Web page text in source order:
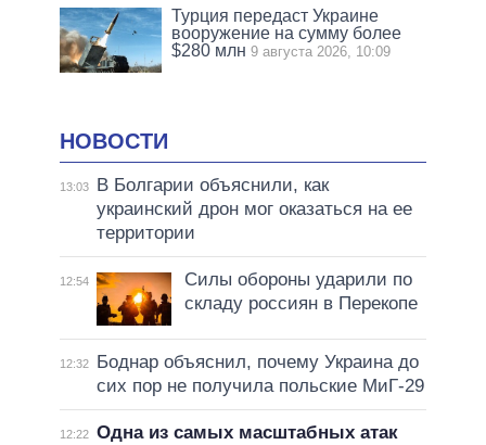
Турция передаст Украине
вооружение на сумму более
$280 млн 9 августа 2026, 10:09
НОВОСТИ
13:03
В Болгарии объяснили, как
украинский дрон мог оказаться на ее
территории
12:54
Силы обороны ударили по
складу россиян в Перекопе
12:32
Боднар объяснил, почему Украина до
сих пор не получила польские МиГ-29
12:22 Одна из самых масштабных атак